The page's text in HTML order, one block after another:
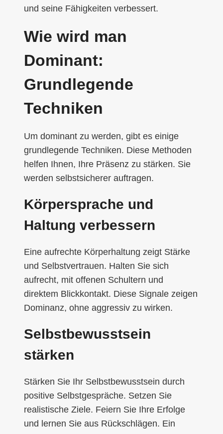
und seine Fähigkeiten verbessert.
Wie wird man
Dominant:
Grundlegende
Techniken
Um dominant zu werden, gibt es einige
grundlegende Techniken. Diese Methoden
helfen Ihnen, Ihre Präsenz zu stärken. Sie
werden selbstsicherer auftragen.
Körpersprache und
Haltung verbessern
Eine aufrechte Körperhaltung zeigt Stärke
und Selbstvertrauen. Halten Sie sich
aufrecht, mit offenen Schultern und
direktem Blickkontakt. Diese Signale zeigen
Dominanz, ohne aggressiv zu wirken.
Selbstbewusstsein
stärken
Stärken Sie Ihr Selbstbewusstsein durch
positive Selbstgespräche. Setzen Sie
realistische Ziele. Feiern Sie Ihre Erfolge
und lernen Sie aus Rückschlägen. Ein